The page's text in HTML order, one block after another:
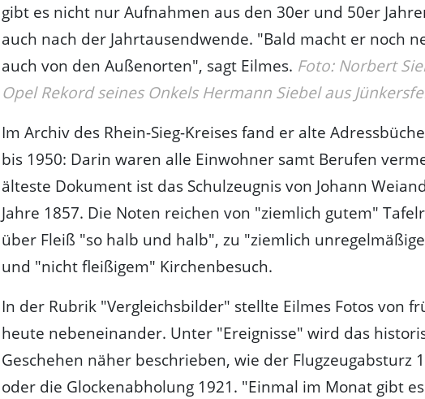
gibt es nicht nur Aufnahmen aus den 30er und 50er
auch nach der Jahrtausendwende. "Bald macht er noch
auch von den Außenorten", sagt Eilmes. Foto: Norbert
Opel Rekord seines Onkels Hermann Siebel aus
Im Archiv des Rhein-Sieg-Kreises fand er alte
bis 1950: Darin waren alle Einwohner samt Berufen
älteste Dokument ist das Schulzeugnis von Johann
Jahre 1857. Die Noten reichen von "ziemlich gutem"
über Fleiß "so halb und halb", zu "ziemlich
und "nicht fleißigem" Kirchenbesuch.
In der Rubrik "Vergleichsbilder" stellte Eilmes Fotos von
heute nebeneinander. Unter "Ereignisse" wird das
Geschehen näher beschrieben, wie der Flugzeugabsturz
oder die Glockenabholung 1921. "Einmal im Monat gibt